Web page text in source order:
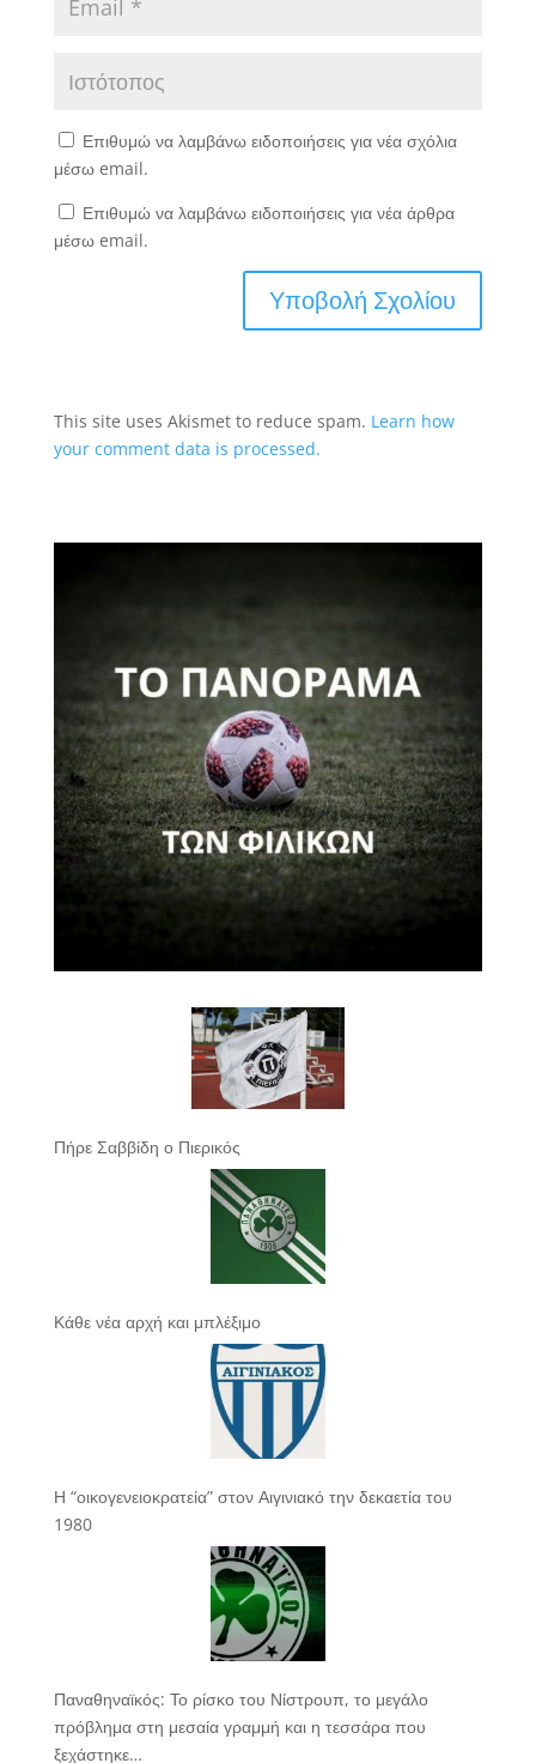
Επιθυμώ να λαμβάνω ειδοποιήσεις για νέα σχόλια
μέσω email.
Επιθυμώ να λαμβάνω ειδοποιήσεις για νέα άρθρα
μέσω email.
This site uses Akismet to reduce spam. Learn how
your comment data is processed.
Πήρε Σαββίδη ο Πιερικός
Κάθε νέα αρχή και μπλέξιμο
Η “οικογενειοκρατεία” στον Αιγινιακό την δεκαετία του
1980
Παναθηναϊκός: Το ρίσκο του Νίστρουπ, το μεγάλο
πρόβλημα στη μεσαία γραμμή και η τεσσάρα που
ξεχάστηκε…